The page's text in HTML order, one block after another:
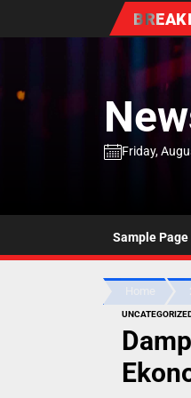
Terbaru Politik di
Friday,
Sample Page
Home